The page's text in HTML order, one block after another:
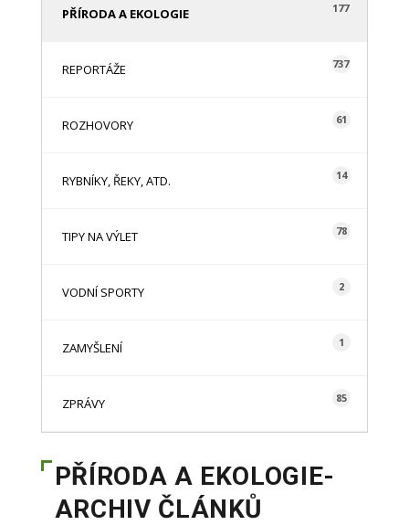
PŘÍRODA A EKOLOGIE 177
REPORTÁŽE 737
ROZHOVORY 61
RYBNÍKY, ŘEKY, ATD. 14
TIPY NA VÝLET 78
VODNÍ SPORTY 2
ZAMYŠLENÍ 1
ZPRÁVY 85
PŘÍRODA A EKOLOGIE-
ARCHIV ČLÁNKŮ